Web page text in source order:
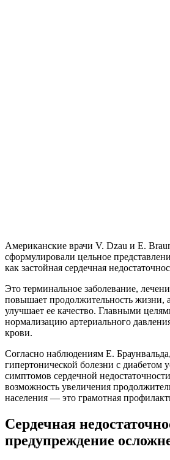
Американские врачи V. Dzau и E.
сформулировали цельное
как застойная сердечная
Это терминальное заболевание,
повышает продолжительность жизни,
улучшает ее качество. Главными
нормализацию артериального
крови.
Согласно наблюдениям Е.
гипертонической болезни с диабетом
симптомов сердечной
возможность увеличения
населения — это грамотная
Сердечная
предупреждение